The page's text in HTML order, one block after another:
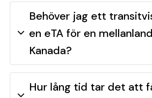
Behöver jag ett
en eTA för en
Kanada?
Hur lång tid tar det att